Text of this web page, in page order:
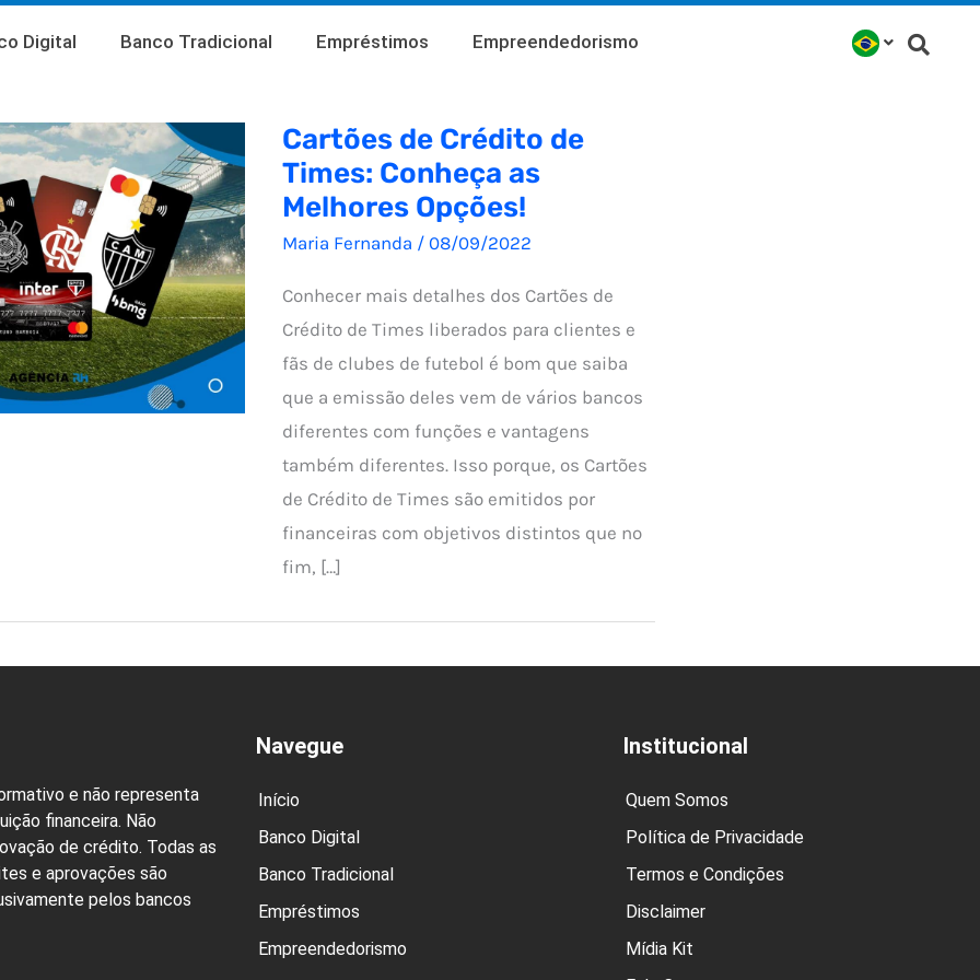
Digital Banco Tradicional Empréstimos Empreendedorismo
Cartões de Crédito de
Times: Conheça as
Melhores Opções!
Maria Fernanda / 08/09/2022
Conhecer mais detalhes dos Cartões de
Crédito de Times liberados para clientes e
fãs de clubes de futebol é bom que saiba
que a emissão deles vem de vários bancos
diferentes com funções e vantagens
também diferentes. Isso porque, os Cartões
de Crédito de Times são emitidos por
financeiras com objetivos distintos que no
fim, […]
e não representa
financeira. Não
de crédito. Todas as
e aprovações são
pelos bancos
Navegue
Início
Banco Digital
Banco Tradicional
Empréstimos
Empreendedorismo
Institucional
Quem Somos
Política de Privacidade
Termos e Condições
Disclaimer
Mídia Kit